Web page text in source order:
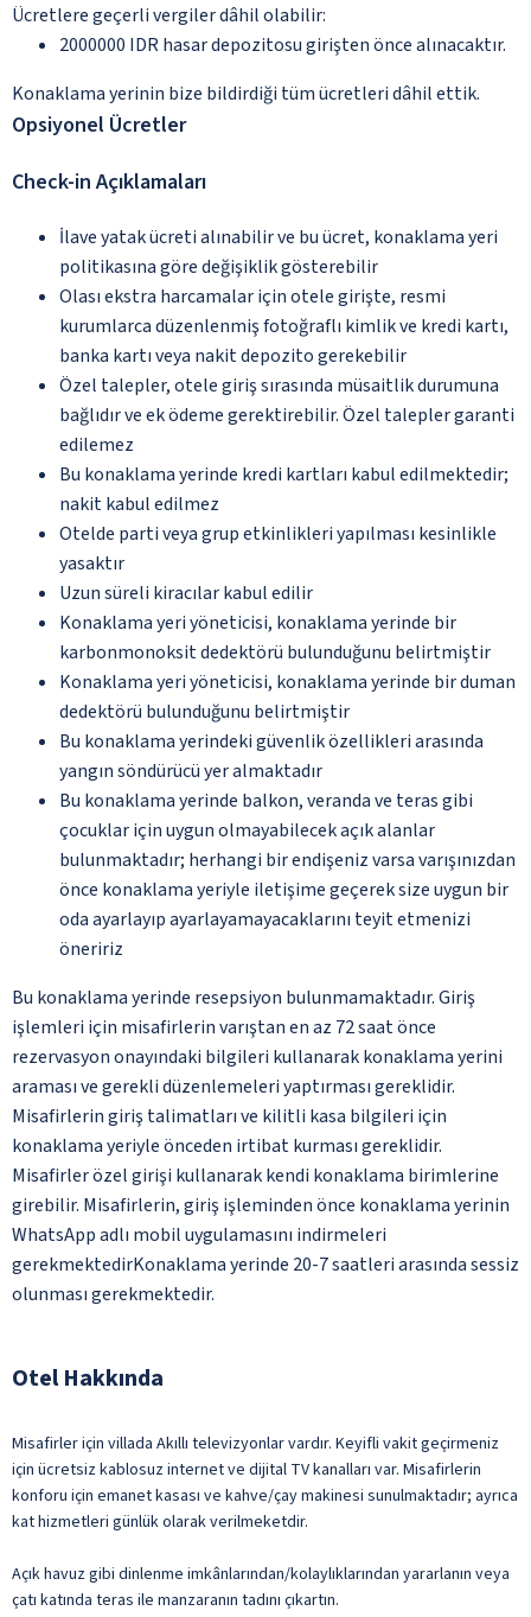
Ücretlere geçerli vergiler dâhil olabilir:
2000000 IDR hasar depozitosu girişten önce alınacaktır.
Konaklama yerinin bize bildirdiği tüm ücretleri dâhil ettik.
Opsiyonel Ücretler
Check-in Açıklamaları
İlave yatak ücreti alınabilir ve bu ücret, konaklama yeri
politikasına göre değişiklik gösterebilir
Olası ekstra harcamalar için otele girişte, resmi
kurumlarca düzenlenmiş fotoğraflı kimlik ve kredi kartı,
banka kartı veya nakit depozito gerekebilir
Özel talepler, otele giriş sırasında müsaitlik durumuna
bağlıdır ve ek ödeme gerektirebilir. Özel talepler garanti
edilemez
Bu konaklama yerinde kredi kartları kabul edilmektedir;
nakit kabul edilmez
Otelde parti veya grup etkinlikleri yapılması kesinlikle
yasaktır
Uzun süreli kiracılar kabul edilir
Konaklama yeri yöneticisi, konaklama yerinde bir
karbonmonoksit dedektörü bulunduğunu belirtmiştir
Konaklama yeri yöneticisi, konaklama yerinde bir duman
dedektörü bulunduğunu belirtmiştir
Bu konaklama yerindeki güvenlik özellikleri arasında
yangın söndürücü yer almaktadır
Bu konaklama yerinde balkon, veranda ve teras gibi
çocuklar için uygun olmayabilecek açık alanlar
bulunmaktadır; herhangi bir endişeniz varsa varışınızdan
önce konaklama yeriyle iletişime geçerek size uygun bir
oda ayarlayıp ayarlayamayacaklarını teyit etmenizi
öneririz
Bu konaklama yerinde resepsiyon bulunmamaktadır. Giriş
işlemleri için misafirlerin varıştan en az 72 saat önce
rezervasyon onayındaki bilgileri kullanarak konaklama yerini
araması ve gerekli düzenlemeleri yaptırması gereklidir.
Misafirlerin giriş talimatları ve kilitli kasa bilgileri için
konaklama yeriyle önceden irtibat kurması gereklidir.
Misafirler özel girişi kullanarak kendi konaklama birimlerine
girebilir. Misafirlerin, giriş işleminden önce konaklama yerinin
WhatsApp adlı mobil uygulamasını indirmeleri
gerekmektedirKonaklama yerinde 20-7 saatleri arasında sessiz
olunması gerekmektedir.
Otel Hakkında
Misafirler için villada Akıllı televizyonlar vardır. Keyifli vakit geçirmeniz
için ücretsiz kablosuz internet ve dijital TV kanalları var. Misafirlerin
konforu için emanet kasası ve kahve/çay makinesi sunulmaktadır; ayrıca
kat hizmetleri günlük olarak verilmeketdir.
Açık havuz gibi dinlenme imkânlarından/kolaylıklarından yararlanın veya
çatı katında teras ile manzaranın tadını çıkartın.